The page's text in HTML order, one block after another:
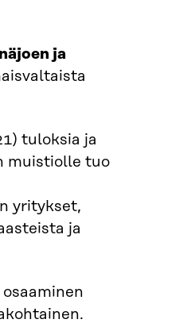
ja
tuloksia ja
muistiolle tuo
yritykset,
ja